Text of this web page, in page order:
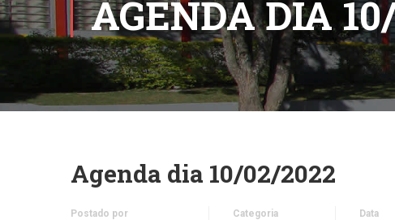
AGENDA DIA
Agenda dia 10/02/2022
Postado por
Categoria
Data